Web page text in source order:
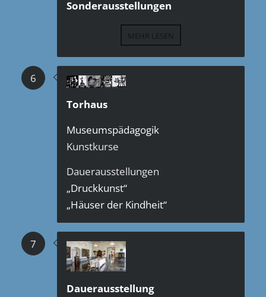
Sonderausstellungen
MEHR LESEN
6
Torhaus
Museumspädagogik
Kunstkurse
Dauerausstellungen
„Druckkunst“
„Häuser der Kindheit“
7
Dauerausstellung